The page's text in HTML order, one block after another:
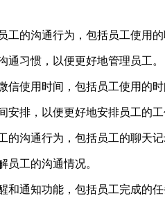
的沟通行为，包括员工使用
习惯，以便更好地管理员工。
使用时间，包括员工使用的
排，以便更好地安排员工的工
沟通行为，包括员工的聊天
员工的沟通情况。
通知功能，包括员工完成的